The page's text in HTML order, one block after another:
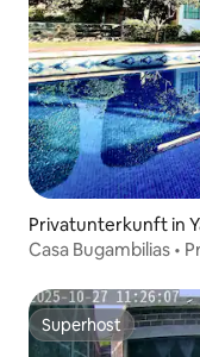
Privatunterkunft in
Casa Bugambilias •
Superhost
Superhost